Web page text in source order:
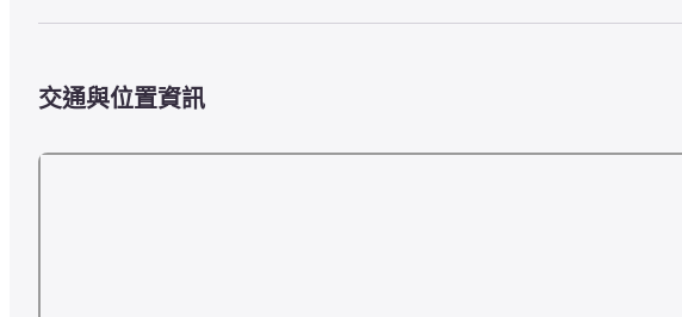
交通與位置資訊